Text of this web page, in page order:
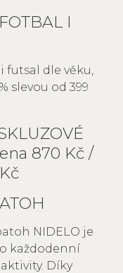
I
futsal dle věku,
slevou od 399
870 Kč /
NIDELO je
každodenní
Díky